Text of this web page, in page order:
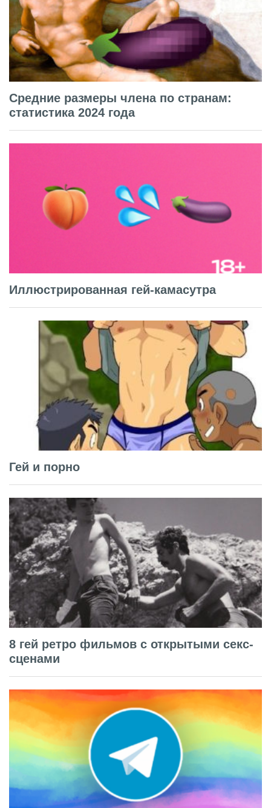
Средние размеры члена по странам:
статистика 2024 года
Иллюстрированная гей-камасутра
Гей и порно
8 гей ретро фильмов с открытыми секс-
сценами